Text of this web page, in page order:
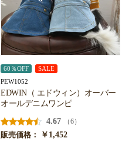
60％OFF SALE
PEW1052
EDWIN（ エドウィン）オーバー
オールデニムワンピ
4.67
（6）
販売価格：
￥1,452